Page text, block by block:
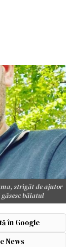
strigăt de ajutor
băiatul
în Google
News